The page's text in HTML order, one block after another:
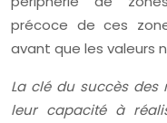
précoce de ces
avant que les valeurs
La clé du succès
leur capacité à